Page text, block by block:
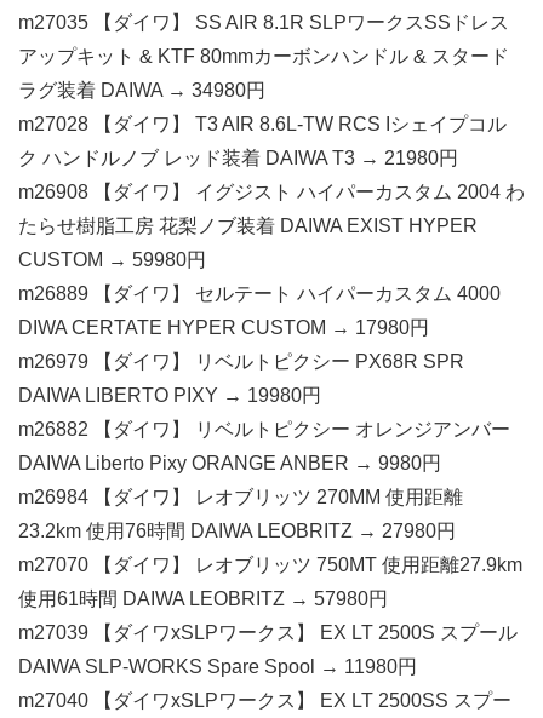
m27035 【ダイワ】 SS AIR 8.1R SLPワークスSSドレス
アップキット & KTF 80mmカーボンハンドル & スタード
ラグ装着 DAIWA → 34980円
m27028 【ダイワ】 T3 AIR 8.6L-TW RCS Iシェイプコル
ク ハンドルノブ レッド装着 DAIWA T3 → 21980円
m26908 【ダイワ】 イグジスト ハイパーカスタム 2004 わ
たらせ樹脂工房 花梨ノブ装着 DAIWA EXIST HYPER
CUSTOM → 59980円
m26889 【ダイワ】 セルテート ハイパーカスタム 4000
DIWA CERTATE HYPER CUSTOM → 17980円
m26979 【ダイワ】 リベルトピクシー PX68R SPR
DAIWA LIBERTO PIXY → 19980円
m26882 【ダイワ】 リベルトピクシー オレンジアンバー
DAIWA Liberto Pixy ORANGE ANBER → 9980円
m26984 【ダイワ】 レオブリッツ 270MM 使用距離
23.2km 使用76時間 DAIWA LEOBRITZ → 27980円
m27070 【ダイワ】 レオブリッツ 750MT 使用距離27.9km
使用61時間 DAIWA LEOBRITZ → 57980円
m27039 【ダイワxSLPワークス】 EX LT 2500S スプール
DAIWA SLP-WORKS Spare Spool → 11980円
m27040 【ダイワxSLPワークス】 EX LT 2500SS スプー